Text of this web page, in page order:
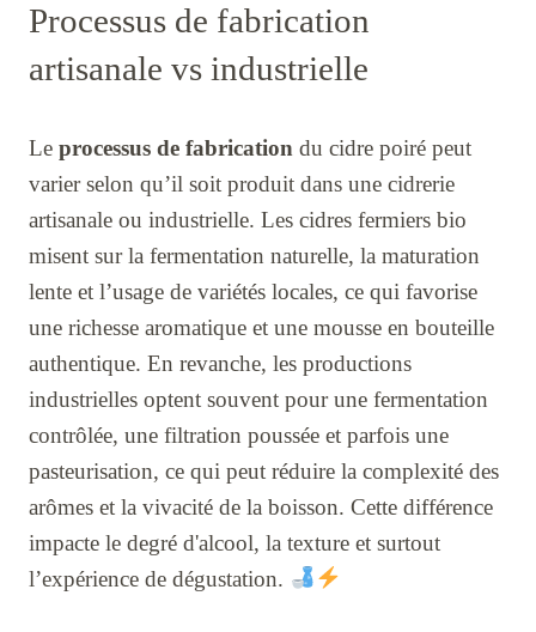
Processus de fabrication
artisanale vs industrielle
Le processus de fabrication du cidre poiré peut
varier selon qu’il soit produit dans une cidrerie
artisanale ou industrielle. Les cidres fermiers bio
misent sur la fermentation naturelle, la maturation
lente et l’usage de variétés locales, ce qui favorise
une richesse aromatique et une mousse en bouteille
authentique. En revanche, les productions
industrielles optent souvent pour une fermentation
contrôlée, une filtration poussée et parfois une
pasteurisation, ce qui peut réduire la complexité des
arômes et la vivacité de la boisson. Cette différence
impacte le degré d'alcool, la texture et surtout
l’expérience de dégustation.